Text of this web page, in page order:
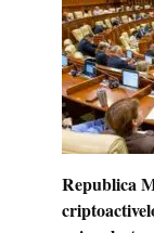
Republica